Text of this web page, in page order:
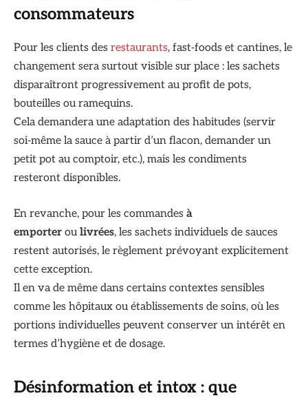
consommateurs
Pour les clients des restaurants, fast‑foods et cantines, le
changement sera surtout visible sur place : les sachets
disparaîtront progressivement au profit de pots,
bouteilles ou ramequins.
Cela demandera une adaptation des habitudes (servir
soi‑même la sauce à partir d’un flacon, demander un
petit pot au comptoir, etc.), mais les condiments
resteront disponibles.
En revanche, pour les commandes à
emporter ou livrées, les sachets individuels de sauces
restent autorisés, le règlement prévoyant explicitement
cette exception.
Il en va de même dans certains contextes sensibles
comme les hôpitaux ou établissements de soins, où les
portions individuelles peuvent conserver un intérêt en
termes d’hygiène et de dosage.
Désinformation et intox : que